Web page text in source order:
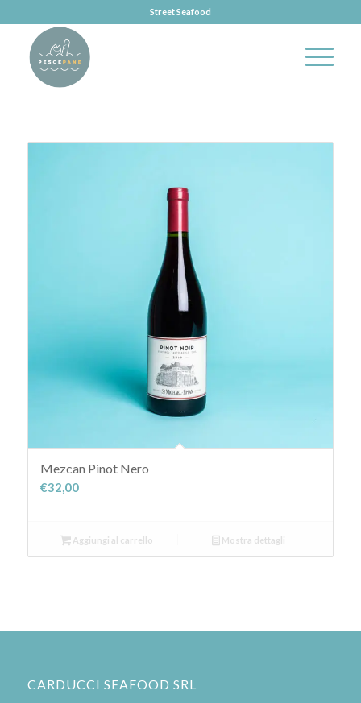
Street Seafood
Mezcan Pinot Nero
€32,00
Aggiungi al carrello Mostra dettagli
CARDUCCI SEAFOOD SRL